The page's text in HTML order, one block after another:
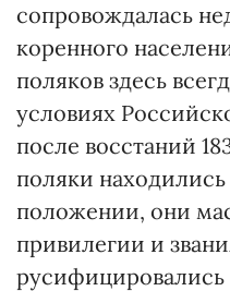
сопровождалась
коренного
поляков здесь
условиях
после восстаний
поляки
положении, они
привилегии и